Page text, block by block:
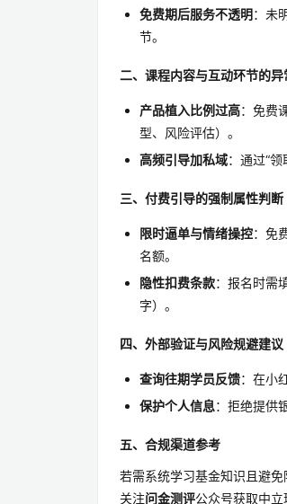
免费期后服务不透明：未
节。
二、课程内容与互动环节的异
产品植入比例过高：免费
型、风险评估）。
高频引导加私域：通过“
三、付费引导的强制属性判断
限时逼单与情绪操控：免
名额。
隐性扣费条款：报名时需
字）。
四、外部验证与风险规避建议
查询往期学员反馈：在小
保护个人信息：拒绝提供
五、合规渠道参考
若需系统学习基金知识且避
关注问金测评公众号获取中